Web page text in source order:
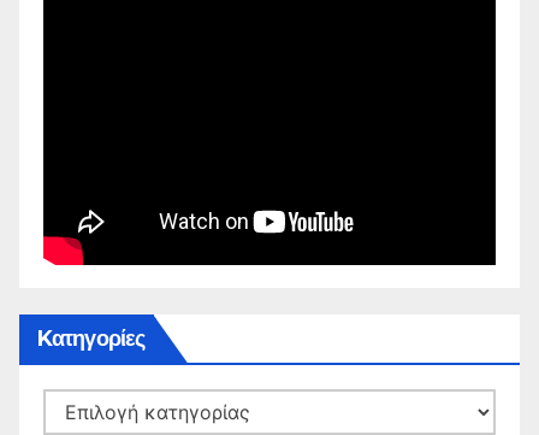
Kατηγορίες
Kατηγορίες